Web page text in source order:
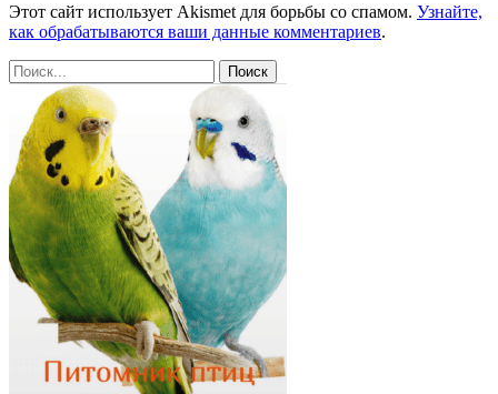
Этот сайт использует Akismet для борьбы со спамом. Узнайте,
как обрабатываются ваши данные комментариев.